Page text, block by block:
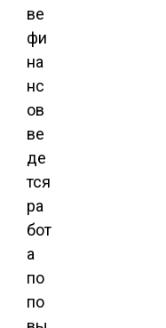
ве
фи
на
нс
ов
ве
де
тся
ра
бот
а
по
по